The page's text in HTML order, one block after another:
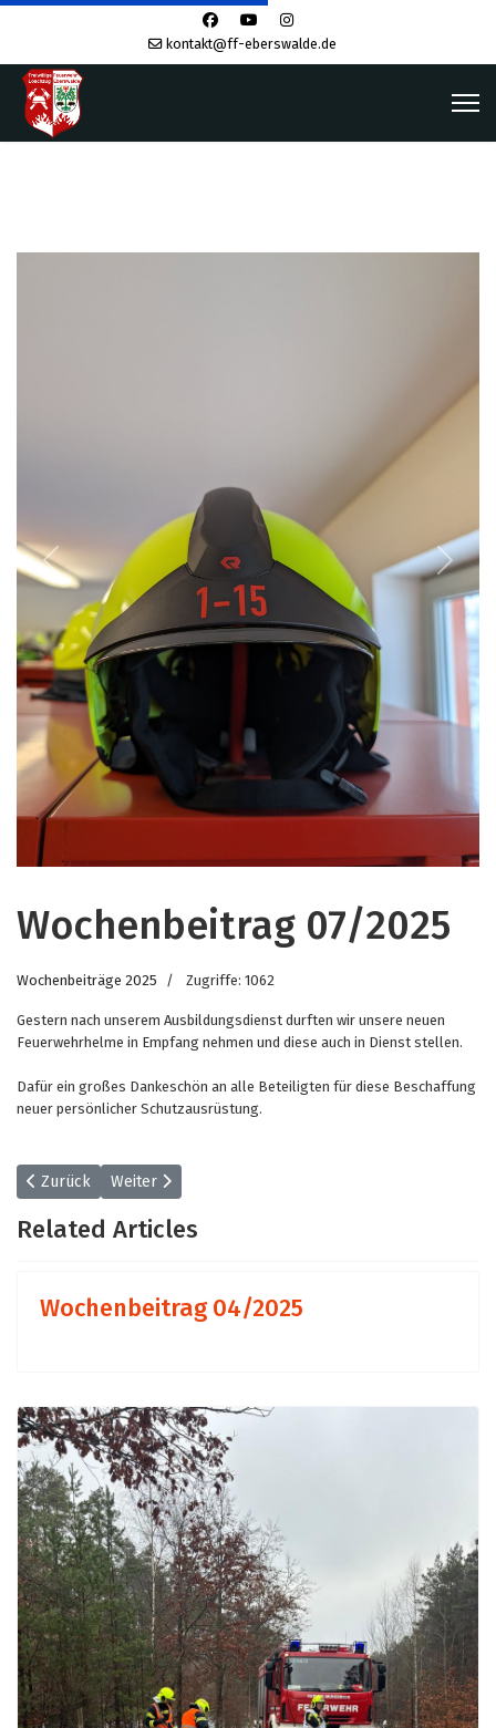
kontakt@ff-eberswalde.de
Previous Next
Wochenbeitrag 07/2025
Wochenbeiträge 2025 Zugriffe: 1062
Gestern nach unserem Ausbildungsdienst durften wir unsere neuen
Feuerwehrhelme in Empfang nehmen und diese auch in Dienst stellen.
Dafür ein großes Dankeschön an alle Beteiligten für diese Beschaffung
neuer persönlicher Schutzausrüstung.
Vorheriger Beitrag: Wochenbeitrag 08/2025
Zurück Nächster Beitrag: Wochenbeitrag 06/2025
Weiter
Related Articles
Wochenbeitrag 04/2025